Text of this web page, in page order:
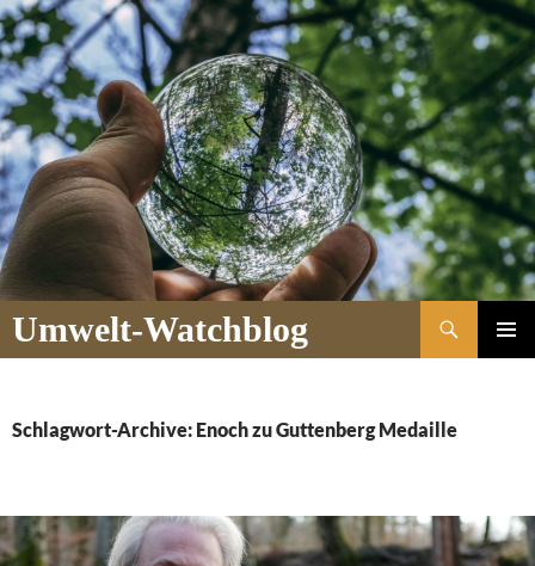
Umwelt-Watchblog
Suchen
Schlagwort-Archive: Enoch zu Guttenberg Medaille